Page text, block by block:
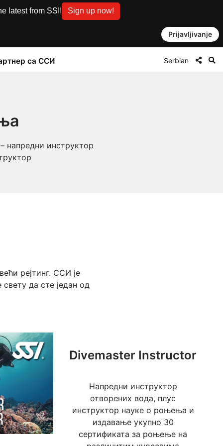
latest from SSI! Sign up now!
Prijavljivanje
са ССИ Serbian
напредни инструктор
рејтинг. ССИ је
да сте један од
Divemaster Instructor
Напредни инструктор
отворених вода, плус
инструктор науке о роњења и
издавање укупно 30
сертификата за роњење на